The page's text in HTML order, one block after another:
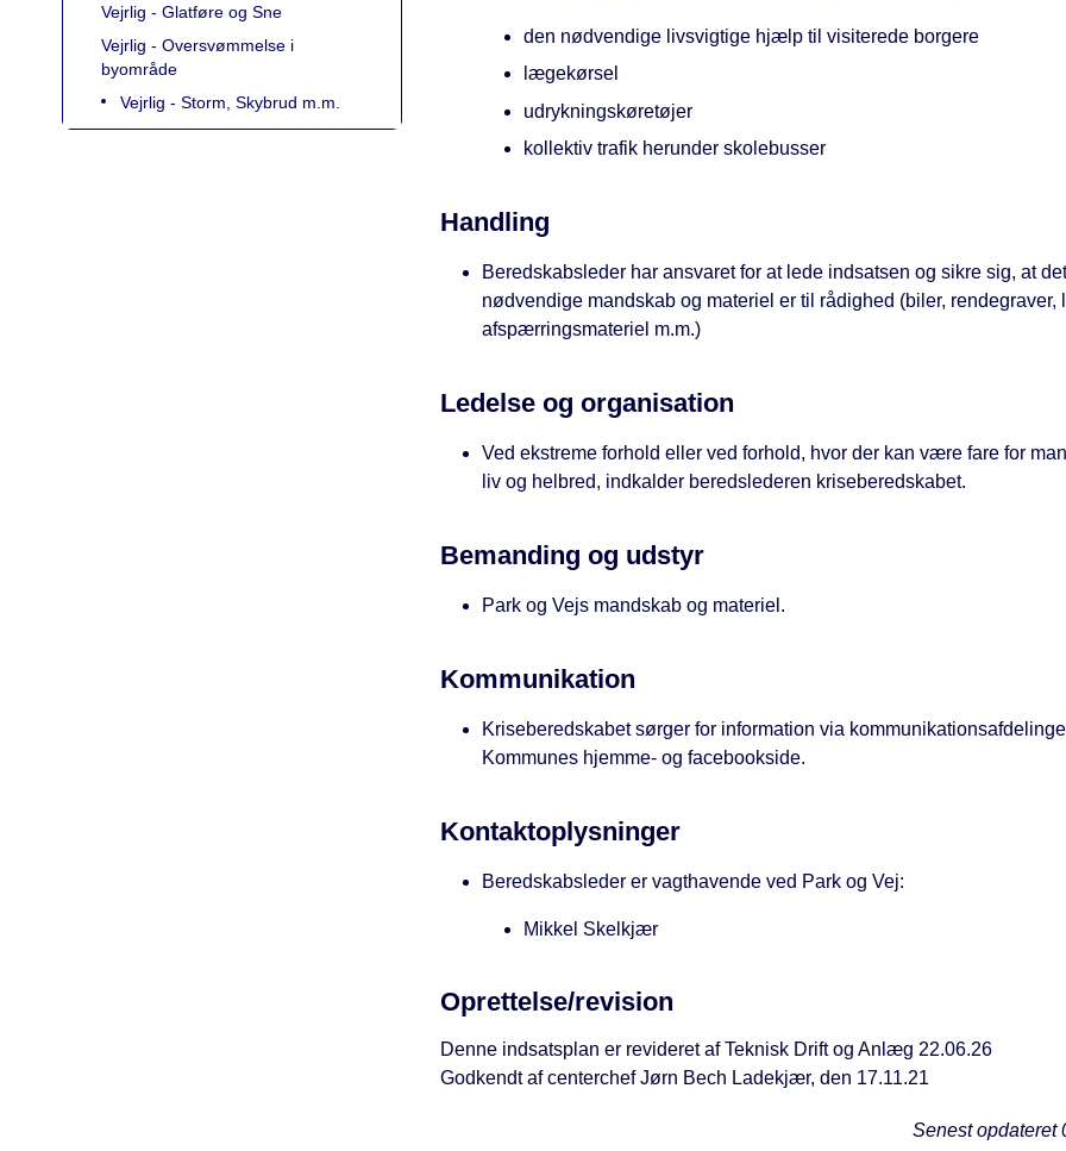
Vejrlig - Glatføre og Sne
Vejrlig - Oversvømmelse i
byområde
Vejrlig - Storm, Skybrud m.m.
den nødvendige livsvigtige hjælp til visiterede borgere
lægekørsel
udrykningskøretøjer
kollektiv trafik herunder skolebusser
Handling
Beredskabsleder har ansvaret for at lede indsatsen og sikre sig, at det
nødvendige mandskab og materiel er til rådighed (biler, rendegraver,
afspærringsmateriel m.m.)
Ledelse og organisation
Ved ekstreme forhold eller ved forhold, hvor der kan være fare for
liv og helbred, indkalder beredslederen kriseberedskabet.
Bemanding og udstyr
Park og Vejs mandskab og materiel.
Kommunikation
Kriseberedskabet sørger for information via
Kommunes hjemme- og facebookside.
Kontaktoplysninger
Beredskabsleder er vagthavende ved Park og Vej:
Mikkel Skelkjær
Oprettelse/revision
Denne indsatsplan er revideret af Teknisk Drift og Anlæg 22.06.26
Godkendt af centerchef Jørn Bech Ladekjær, den 17.11.21
Senest opdateret